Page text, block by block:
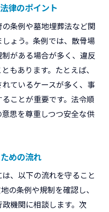
律のポイント
条例や墓地埋葬法など関
ょう。条例では、散骨場
がある場合が多く、違反
もあります。たとえば、
ているケースが多く、事
ことが重要です。法令順
思を尊重しつつ安全な供
めの流れ
、以下の流れを守ること
の条例や規制を確認し、
機関に相談します。次